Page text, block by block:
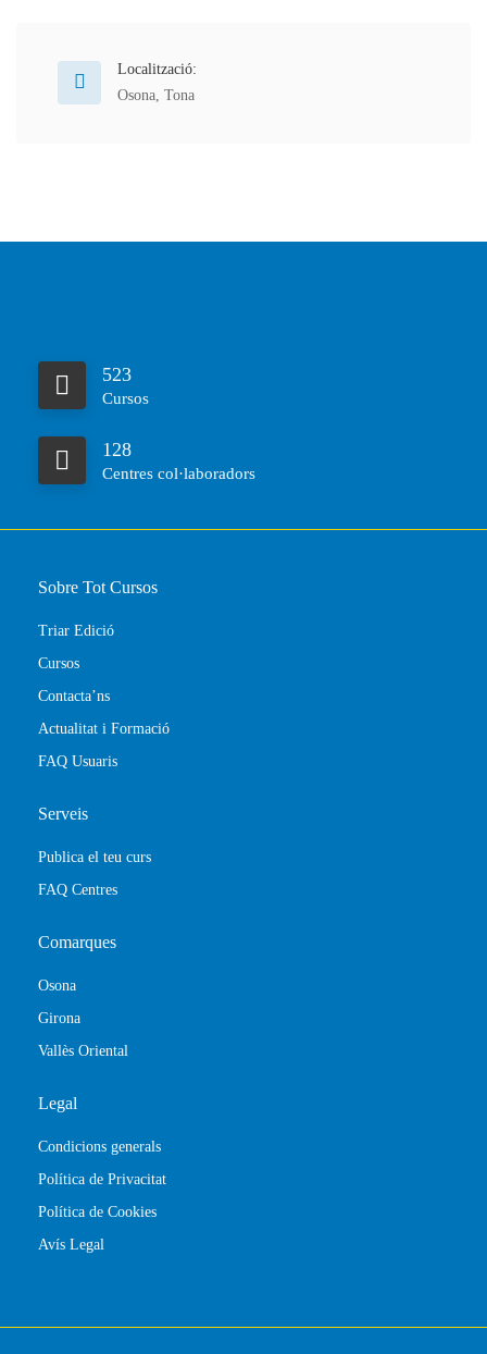
Localització:
Osona, Tona
523
Cursos
128
Centres col·laboradors
Sobre Tot Cursos
Triar Edició
Cursos
Contacta’ns
Actualitat i Formació
FAQ Usuaris
Serveis
Publica el teu curs
FAQ Centres
Comarques
Osona
Girona
Vallès Oriental
Legal
Condicions generals
Política de Privacitat
Política de Cookies
Avís Legal